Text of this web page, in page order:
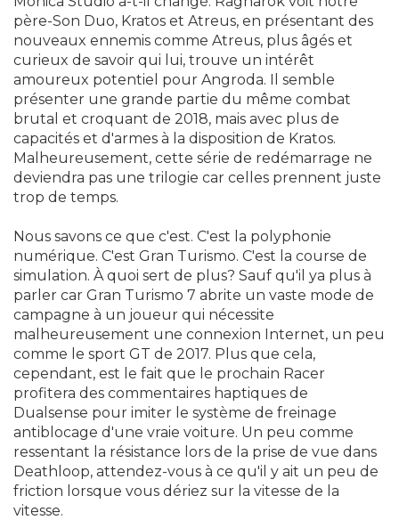
père-Son Duo, Kratos et Atreus, en présentant des
nouveaux ennemis comme Atreus, plus âgés et
curieux de savoir qui lui, trouve un intérêt
amoureux potentiel pour Angroda. Il semble
présenter une grande partie du même combat
brutal et croquant de 2018, mais avec plus de
capacités et d'armes à la disposition de Kratos.
Malheureusement, cette série de redémarrage ne
deviendra pas une trilogie car celles prennent juste
trop de temps.
Nous savons ce que c'est. C'est la polyphonie
numérique. C'est Gran Turismo. C'est la course de
simulation. À quoi sert de plus? Sauf qu'il ya plus à
parler car Gran Turismo 7 abrite un vaste mode de
campagne à un joueur qui nécessite
malheureusement une connexion Internet, un peu
comme le sport GT de 2017. Plus que cela,
cependant, est le fait que le prochain Racer
profitera des commentaires haptiques de
Dualsense pour imiter le système de freinage
antiblocage d'une vraie voiture. Un peu comme
ressentant la résistance lors de la prise de vue dans
Deathloop, attendez-vous à ce qu'il y ait un peu de
friction lorsque vous dériez sur la vitesse de la
vitesse.